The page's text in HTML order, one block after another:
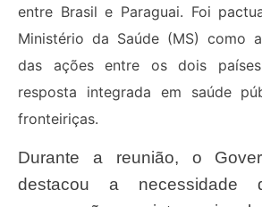
entre Brasil e Paraguai. Foi
Ministério da Saúde (MS) como
das ações entre os dois
resposta integrada em saúde
fronteiriças.
Durante a reunião, o Governo do Estado
destacou a necessidade